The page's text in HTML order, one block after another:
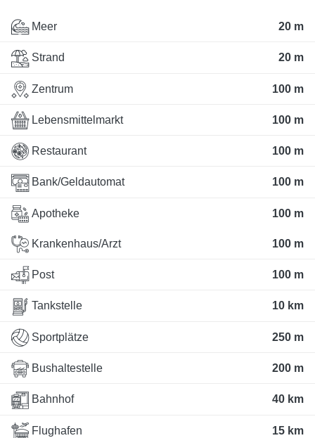
Meer 20 m
Strand 20 m
Zentrum 100 m
Lebensmittelmarkt 100 m
Restaurant 100 m
Bank/Geldautomat 100 m
Apotheke 100 m
Krankenhaus/Arzt 100 m
Post 100 m
Tankstelle 10 km
Sportplätze 250 m
Bushaltestelle 200 m
Bahnhof 40 km
Flughafen 15 km